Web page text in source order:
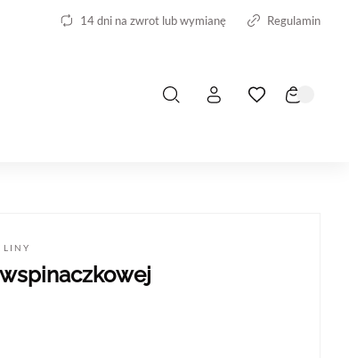
14 dni na zwrot lub wymianę Regulamin
LINY